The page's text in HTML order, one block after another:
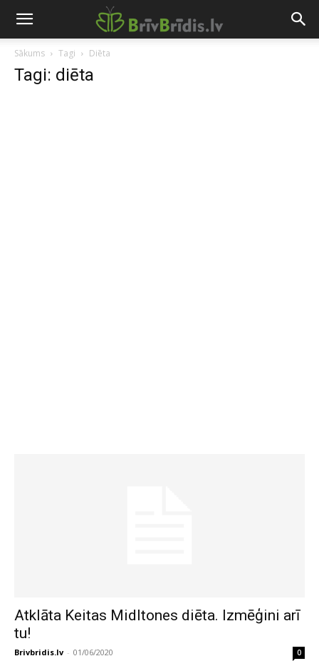
Sākums Tagi Diēta
Tagi: diēta
Atklāta Keitas Midltones diēta. Izmēģini arī
tu!
Brivbridis.lv - 01/06/2020 0